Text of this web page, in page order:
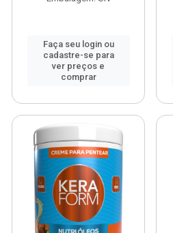
Faça seu login ou
cadastre-se para
ver preços e
comprar